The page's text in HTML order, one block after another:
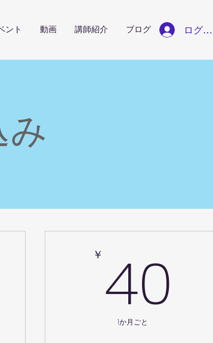
ント 動画 講師紹介 ブログ ログイ
25￥
￥ 40
1か月ごと